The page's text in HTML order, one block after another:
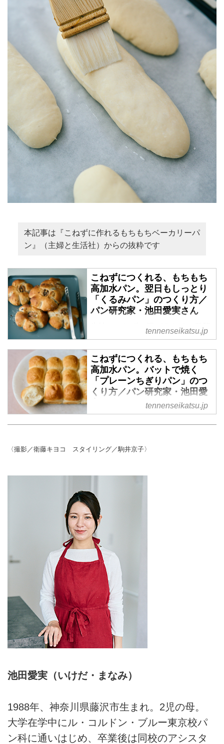
本記事は『こねずに作れるもちもちベーカリーパ
ン』（主婦と生活社）からの抜粋です
こねずにつくれる、もちもち
高加水パン。翌日もしっとり
「くるみパン」のつくり方／
パン研究家・池田愛実さん
生地はこねずに混ぜるだけ、発酵
は冷蔵庫まかせでひと晩おくだ
け。手間いらずでつくれる、「高
加水＆湯種」のもちもちパンを提
案するパン研究家・池田愛実さん
に、翌日もしっとり「くるみパ
ン」のつくり方を教えていただき
ました。 （『こねずに作れるも
tennenseikatsu.jp
こねずにつくれる、もちもち
高加水パン。バットで焼く
「プレーンちぎりパン」のつ
くり方／パン研究家・池田愛
加水＆湯種」のもちもちパンを提
に、バットで焼く「プレーンちぎ
だきました。生地を小さく丸め、
お行儀よくバットに並べて焼いた
かわいいパン。ひと切れずつちぎ
って、気軽にパクパク食べられる
のも楽しいです。 （『こねずに
作れるもちもちベーカリーパン』
より）
tennenseikatsu.jp
〈撮影／衛藤キヨコ スタイリング／駒井京子〉
池田愛実（いけだ・まなみ）
1988年、神奈川県藤沢市生まれ。2児の母。
大学在学中にル・コルドン・ブルー東京校パ
ン科に通いはじめ、卒業後は同校のアシスタ